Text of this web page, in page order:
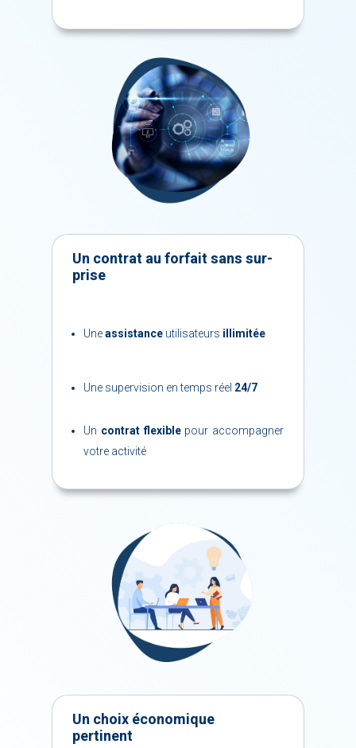
Un contrat au for­fait sans sur­
prise
Uneas­sis­tanceuti­li­sa­teurs illi­mi­tée
Une su­per­vision en temps réel 24/7
Un contrat flexiblepour ac­com­pa­gner
votre ac­ti­vi­té
Un choix éco­no­mique
per­ti­nent